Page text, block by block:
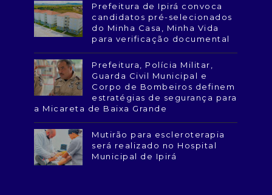
Prefeitura de Ipirá convoca
candidatos pré-selecionados
do Minha Casa, Minha Vida
para verificação documental
Prefeitura, Polícia Militar,
Guarda Civil Municipal e
Corpo de Bombeiros definem
estratégias de segurança para
a Micareta de Baixa Grande
Mutirão para escleroterapia
será realizado no Hospital
Municipal de Ipirá